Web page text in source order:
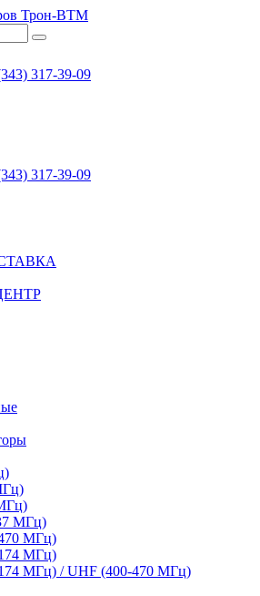
317-39-09
317-39-09
МГц)
МГц)
МГц)
МГц) / UHF (400-470 МГц)